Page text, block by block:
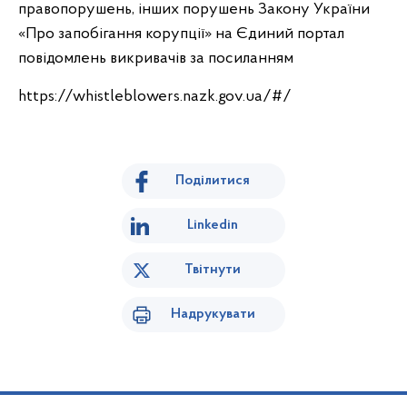
правопорушень, інших порушень Закону України
«Про запобігання корупції» на Єдиний портал
повідомлень викривачів за посиланням
https://whistleblowers.nazk.gov.ua/#/
Поділитися
Linkedin
Твітнути
Надрукувати